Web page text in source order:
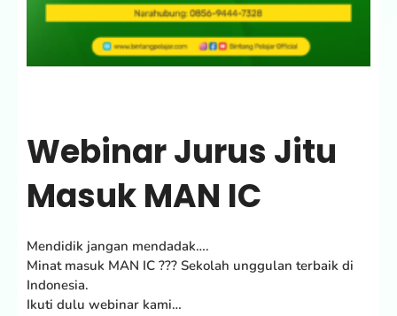
Webinar Jurus Jitu
Masuk MAN IC
Mendidik jangan mendadak….
Minat masuk MAN IC ??? Sekolah unggulan terbaik di
Indonesia.
Ikuti dulu webinar kami…